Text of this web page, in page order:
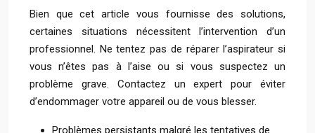
Bien que cet article vous fournisse des solutions,
certaines situations nécessitent l’intervention d’un
professionnel. Ne tentez pas de réparer l’aspirateur si
vous n’êtes pas à l’aise ou si vous suspectez un
problème grave. Contactez un expert pour éviter
d’endommager votre appareil ou de vous blesser.
Problèmes persistants malgré les tentatives de